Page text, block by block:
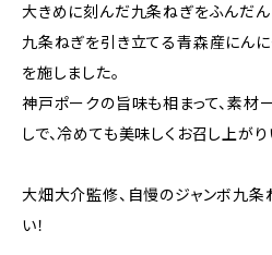
大きめに刻んだ九条ねぎをふんだん
九条ねぎを引き立てる青森産にんに
を施しました。
神戸ポークの旨味も相まって、素材
しで、冷めても美味しくお召し上がり
大畑大介監修、自慢のジャンボ九
い！